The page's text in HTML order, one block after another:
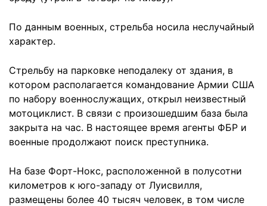
По данным военных, стрельба носила неслучайный
характер.
Стрельбу на парковке неподалеку от здания, в
котором располагается командование Армии США
по набору военнослужащих, открыл неизвестный
мотоциклист. В связи с произошедшим база была
закрыта на час. В настоящее время агенты ФБР и
военные продолжают поиск преступника.
На базе Форт-Нокс, расположенной в полусотни
километров к юго-западу от Луисвилля,
размещены более 40 тысяч человек, в том числе